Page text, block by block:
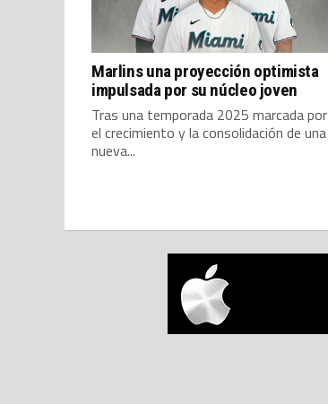
Marlins una proyección optimista
impulsada por su núcleo joven
Tras una temporada 2025 marcada por
el crecimiento y la consolidación de una
nueva...